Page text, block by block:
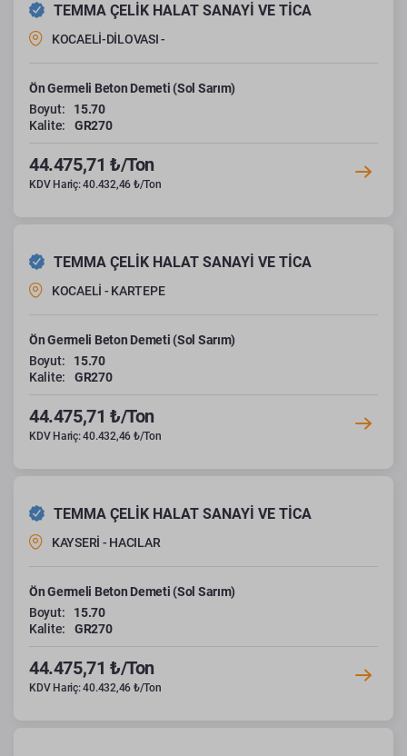
TEMMA ÇELİK HALAT SANAYİ VE TİCA
KOCAELİ-DİLOVASI -
Ön Germeli Beton Demeti (Sol Sarım)
Boyut:
15.70
Kalite:
GR270
44.475,71 ₺/Ton
KDV Hariç: 40.432,46 ₺/Ton
TEMMA ÇELİK HALAT SANAYİ VE TİCA
KOCAELİ - KARTEPE
Ön Germeli Beton Demeti (Sol Sarım)
Boyut:
15.70
Kalite:
GR270
44.475,71 ₺/Ton
KDV Hariç: 40.432,46 ₺/Ton
TEMMA ÇELİK HALAT SANAYİ VE TİCA
KAYSERİ - HACILAR
Ön Germeli Beton Demeti (Sol Sarım)
Boyut:
15.70
Kalite:
GR270
44.475,71 ₺/Ton
KDV Hariç: 40.432,46 ₺/Ton